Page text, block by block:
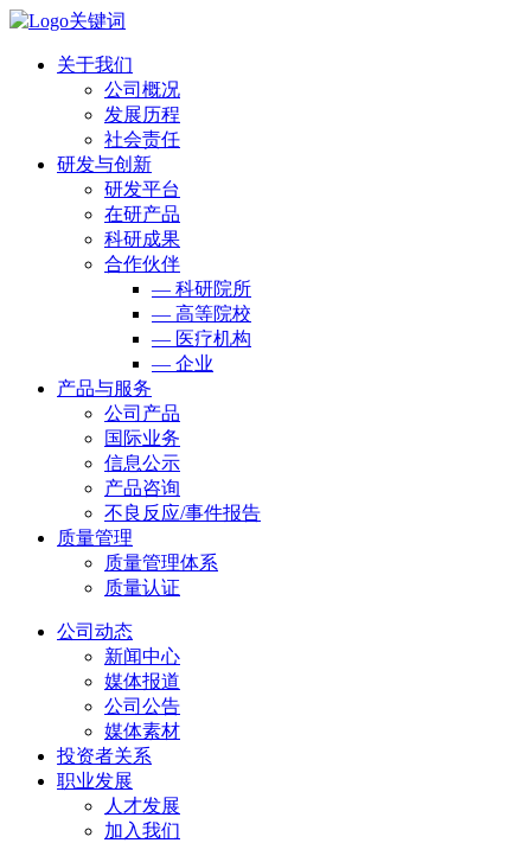
关于我们
公司概况
发展历程
社会责任
研发与创新
研发平台
在研产品
科研成果
合作伙伴
— 科研院所
— 高等院校
— 医疗机构
— 企业
产品与服务
公司产品
国际业务
信息公示
产品咨询
不良反应/事件报告
质量管理
质量管理体系
质量认证
公司动态
新闻中心
媒体报道
公司公告
媒体素材
投资者关系
职业发展
人才发展
加入我们